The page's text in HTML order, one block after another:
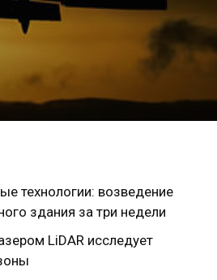
технологии: возведение
здания за три недели
LiDAR исследует